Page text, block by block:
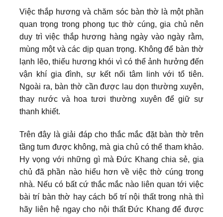
Việc thắp hương và chăm sóc bàn thờ là một phần
quan trọng trong phong tục thờ cúng, gia chủ nên
duy trì việc thắp hương hàng ngày vào ngày rằm,
mùng một và các dịp quan trọng. Không để bàn thờ
lạnh lẽo, thiếu hương khói vì có thể ảnh hưởng đến
vận khí gia đình, sự kết nối tâm linh với tổ tiên.
Ngoài ra, bàn thờ cần được lau dọn thường xuyên,
thay nước và hoa tươi thường xuyên để giữ sự
thanh khiết.
Trên đây là giải đáp cho thắc mắc đặt bàn thờ trên
tầng tum được không, mà gia chủ có thể tham khảo.
Hy vọng với những gì mà Đức Khang chia sẻ, gia
chủ đã phần nào hiểu hơn về việc thờ cúng trong
nhà. Nếu có bất cứ thắc mắc nào liên quan tới việc
bài trí bàn thờ hay cách bố trí nội thất trong nhà thì
hãy liên hệ ngay cho nội thất Đức Khang để được